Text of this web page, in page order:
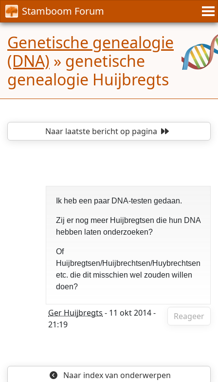
Stamboom Forum
Genetische genealogie
(DNA) » genetische
genealogie Huijbregts
Naar laatste berichtop pagina
Ik heb een paar DNA-testen gedaan.
Zij er nog meer Huijbregtsen die hun DNA
hebben laten onderzoeken?
Of
Huijbregtsen/Huijbrechtsen/Huybrechtsen
etc. die dit misschien wel zouden willen
doen?
Reageer
Ger Huijbregts - 11 okt 2014 -
21:19
Naar indexvan onderwerpen